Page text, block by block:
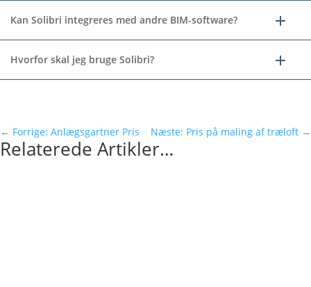
Kan Solibri integreres med andre BIM-software?
Hvorfor skal jeg bruge Solibri?
← Forrige: Anlægsgartner Pris Næste: Pris på maling af træloft →
Relaterede Artikler…